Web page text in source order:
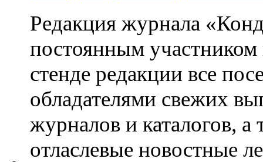
Редакция журнала
постоянным
стенде редакции все
обладателями свежих
журналов и каталогов,
отласлевые новостные